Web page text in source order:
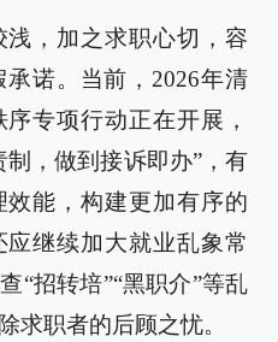
，加之求职心切，容
诺。当前，2026年清
专项行动正在开展，
，做到接诉即办”，有
能，构建更加有序的
继续加大就业乱象常
“招转培”“黑职介”等乱
求职者的后顾之忧。